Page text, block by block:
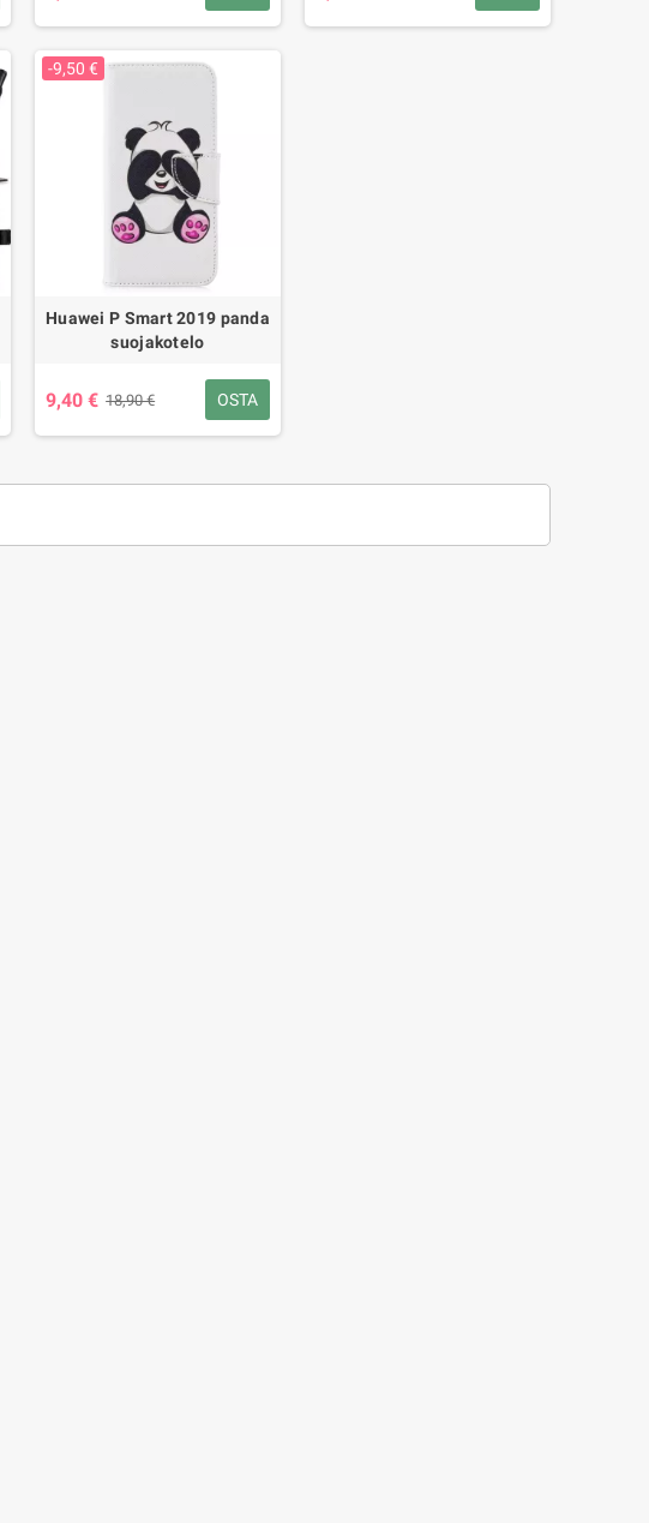
-9,50 €
Huawei P Smart 2019 panda
suojakotelo
9,40 € 18,90 € OSTA